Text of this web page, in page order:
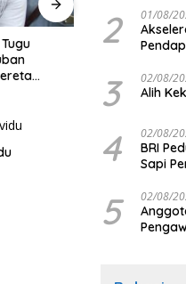
Debu Tegal
Sampaikan
2 01/08/
Paruh
3 02/08/
Alih
4 02/08/
BRI
Sapi
5 02/08/